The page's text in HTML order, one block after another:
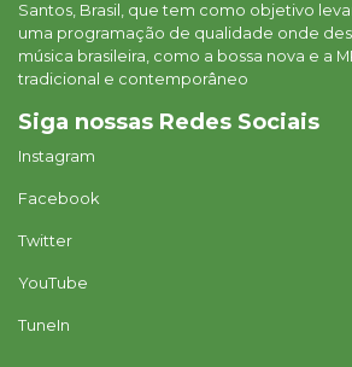
Santos, Brasil, que tem como objetivo
uma programação de qualidade onde
música brasileira, como a bossa nova e a
tradicional e contemporâneo
Siga nossas Redes Sociais
Instagram
Facebook
Twitter
YouTube
TuneIn